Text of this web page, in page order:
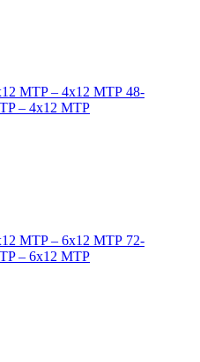
48-
– 4x12 MTP
72-
– 6x12 MTP